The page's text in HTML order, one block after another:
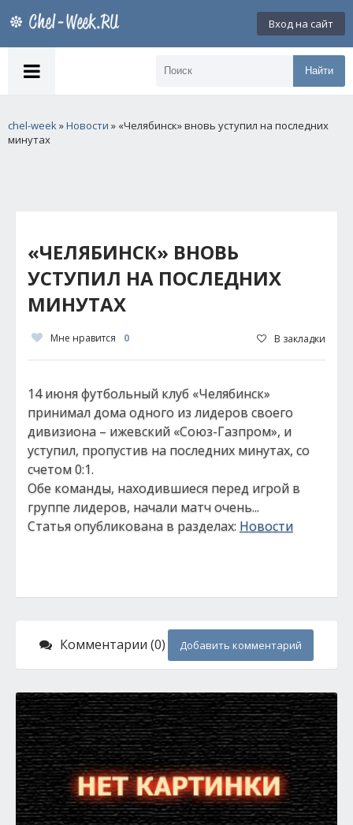
Вход на сайт
Найти
chel-week»Новости » «Челябинск» вновь уступил на последних
минутах
«ЧЕЛЯБИНСК» ВНОВЬ
УСТУПИЛ НА ПОСЛЕДНИХ
МИНУТАХ
Мне нравится 0 В закладки
14 июня футбольный клуб «Челябинск»
принимал дома одного из лидеров своего
дивизиона – ижевский «Союз-Газпром», и
уступил, пропустив на последних минутах, со
счетом 0:1.
Обе команды, находившиеся перед игрой в
группе лидеров, начали матч очень...
Статья опубликована в разделах: Новости
Комментарии (0) Добавить комментарий